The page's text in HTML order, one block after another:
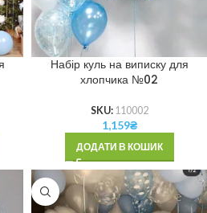
Набір куль на виписку для
хлопчика №02
SKU: 110002
1,159₴
ДОДАТИ В КОШИК